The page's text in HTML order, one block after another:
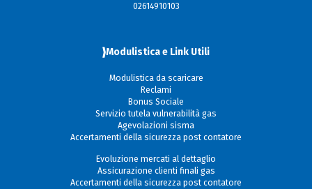
02614910103
Modulistica e Link Utili
Modulistica da scaricare
Reclami
Bonus Sociale
Servizio tutela vulnerabilità gas
Agevolazioni sisma
Accertamenti della sicurezza post contatore
Evoluzione mercati al dettaglio
Assicurazione clienti finali gas
Accertamenti della sicurezza post contatore